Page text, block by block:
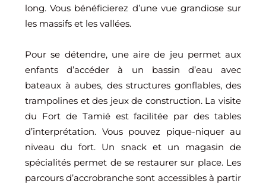
long. Vous bénéficierez d’une vue grandiose sur
les massifs et les vallées.
Pour se détendre, une aire de jeu permet aux
enfants d’accéder à un bassin d’eau avec
bateaux à aubes, des structures gonflables, des
trampolines et des jeux de construction. La visite
du Fort de Tamié est facilitée par des tables
d’interprétation. Vous pouvez pique-niquer au
niveau du fort. Un snack et un magasin de
spécialités permet de se restaurer sur place. Les
parcours d’accrobranche sont accessibles à partir